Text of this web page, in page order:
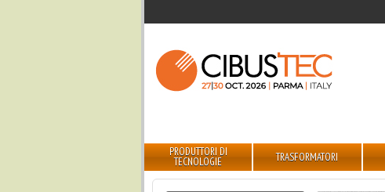
PRODUTTORI DI
TECNOLOGIE TRASFORMATORI